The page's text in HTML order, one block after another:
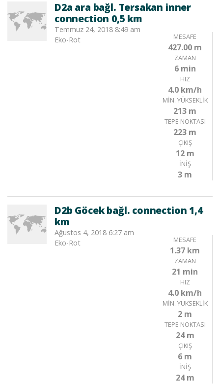
D2a ara bağl. Tersakan inner
connection 0,5 km
MESAFE
427.00 m
ZAMAN
6 min
HIZ
4.0 km/h
MIN. YÜKSEKLIK
213 m
TEPE NOKTASI
223 m
ÇIKIŞ
12 m
İNIŞ
3 m
Temmuz 24, 2018 8:49 am
Eko-Rot
D2b Göcek bağl. connection 1,4
km
MESAFE
1.37 km
ZAMAN
21 min
HIZ
4.0 km/h
MIN. YÜKSEKLIK
2 m
TEPE NOKTASI
24 m
ÇIKIŞ
6 m
İNIŞ
24 m
Ağustos 4, 2018 6:27 am
Eko-Rot